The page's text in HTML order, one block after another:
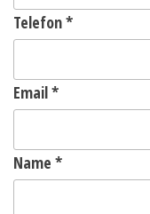
Telefon*
Email*
Name *